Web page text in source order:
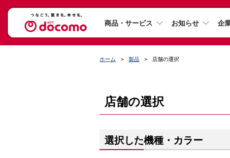
商品・サービス お知らせ 企
ホーム 製品 店舗の選択
店舗の選択
選択した機種・カラー